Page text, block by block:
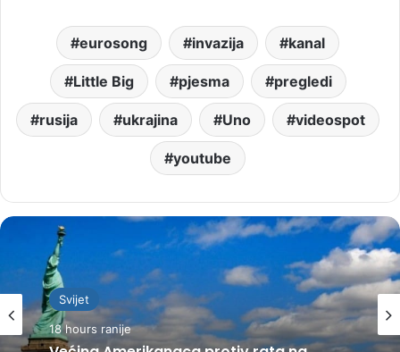
eurosong invazija kanal
Little Big pjesma pregledi
rusija ukrajina Uno videospot
youtube
Svijet
18 hours ranije